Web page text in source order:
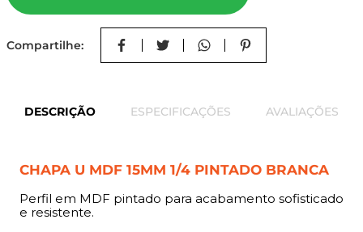
Indicação:
Uso em móveis e acabamento decorativo.
Proteção contra umidade e excelente acabamento.
Compartilhe:
DESCRIÇÃO ESPECIFICAÇÕES AVALIAÇÕES
CHAPA U MDF 15MM 1/4 PINTADO BRANCA
Perfil em MDF pintado para acabamento sofisticado
e resistente.